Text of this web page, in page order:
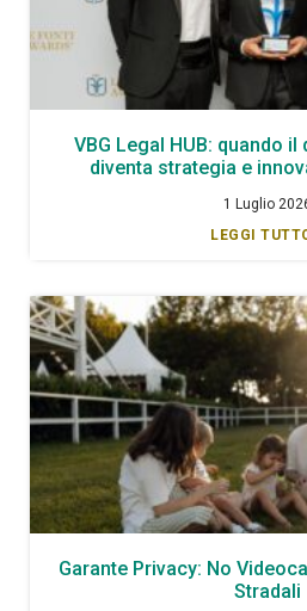
VBG Legal HUB: quando
diventa strategia e
1 Luglio
LEGGI
Garante Privacy: No
Stradali